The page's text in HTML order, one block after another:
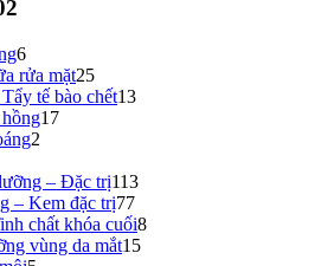
6
rửa mặt25
tế bào chết13
17
2
– Đặc trị113
– Kem đặc trị77
chất khóa cuối8
vùng da mắt15